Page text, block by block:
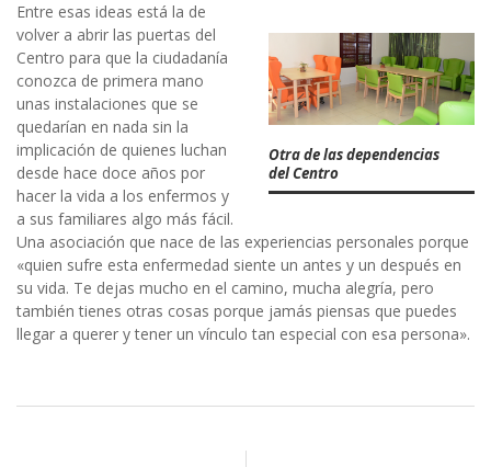
Otra de las dependencias
del Centro
Entre esas ideas está la de
volver a abrir las puertas del
Centro para que la ciudadanía
conozca de primera mano
unas instalaciones que se
quedarían en nada sin la
implicación de quienes luchan
desde hace doce años por
hacer la vida a los enfermos y
a sus familiares algo más fácil.
Una asociación que nace de las experiencias personales porque
«quien sufre esta enfermedad siente un antes y un después en
su vida. Te dejas mucho en el camino, mucha alegría, pero
también tienes otras cosas porque jamás piensas que puedes
llegar a querer y tener un vínculo tan especial con esa persona».